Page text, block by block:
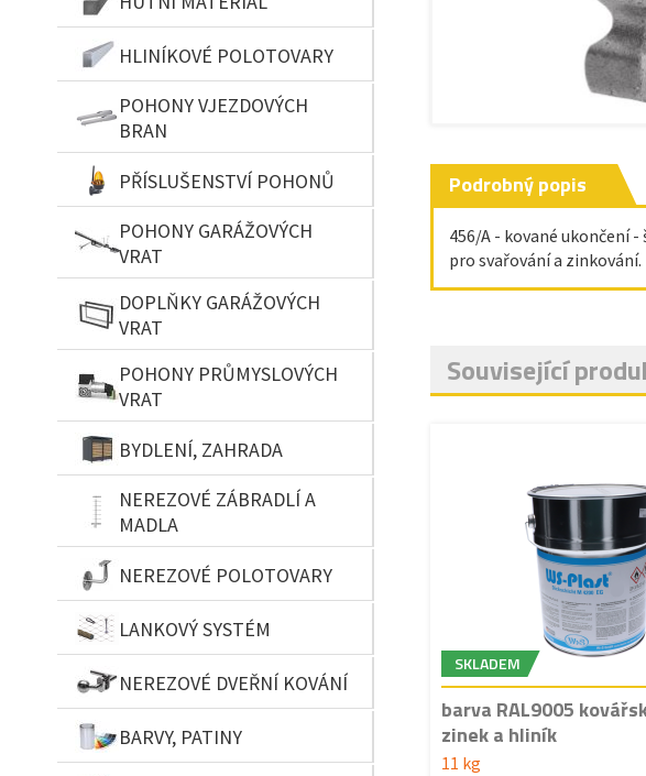
HLINÍKOVÉ POLOTOVARY
POHONY VJEZDOVÝCH
BRAN
PŘÍSLUŠENSTVÍ POHONŮ
POHONY GARÁŽOVÝCH
VRAT
DOPLŇKY GARÁŽOVÝCH
VRAT
POHONY PRŮMYSLOVÝCH
VRAT
BYDLENÍ, ZAHRADA
NEREZOVÉ ZÁBRADLÍ A
MADLA
NEREZOVÉ POLOTOVARY
LANKOVÝ SYSTÉM
NEREZOVÉ DVEŘNÍ KOVÁNÍ
BARVY, PATINY
Podrobný popis
456/A - kované ukončení
pro svařování a
Související
SKLADEM
barva RAL9005
zinek a hliník
11 kg